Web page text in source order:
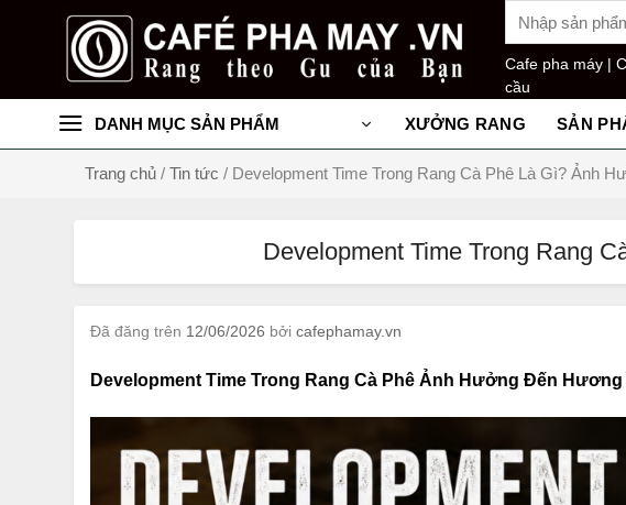
dung
kiếm:
Cafe pha máy |
cầu
DANH MỤC SẢN PHẨM XƯỞNG RANG SẢN
Trang chủ / Tin tức / Development Time Trong Rang Cà Phê Là Gì? Ảnh
Development Time Trong Rang
Đã đăng trên 12/06/2026 bởi cafephamay.vn
Development Time Trong Rang Cà Phê Ảnh Hưởng Đến